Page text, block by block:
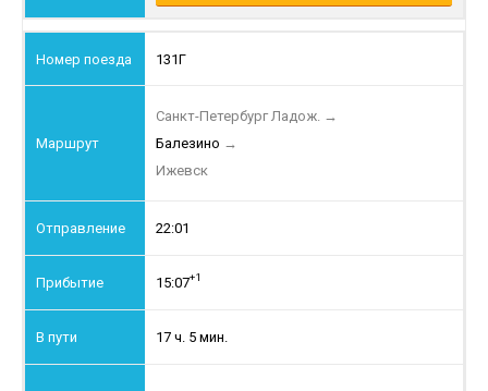
131Г
Санкт-Петербург Ладож. →
Балезино →
Ижевск
22:01
15:07+1
17 ч. 5 мин.